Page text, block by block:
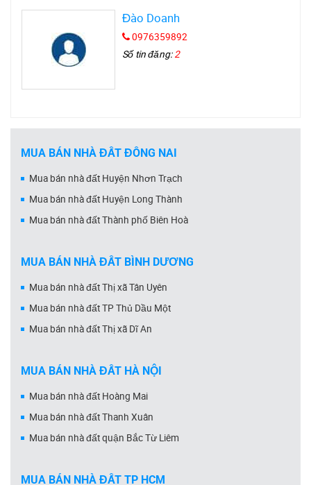
Đào Doanh
0976359892
Số tin đăng:2
MUA BÁN NHÀ ĐẤT ĐỒNG NAI
Mua bán nhà đất Huyện Nhơn Trạch
Mua bán nhà đất Huyện Long Thành
Mua bán nhà đất Thành phố Biên Hoà
MUA BÁN NHÀ ĐẤT BÌNH DƯƠNG
Mua bán nhà đất Thị xã Tân Uyên
Mua bán nhà đất TP Thủ Dầu Một
Mua bán nhà đất Thị xã Dĩ An
MUA BÁN NHÀ ĐẤT HÀ NỘI
Mua bán nhà đất Hoàng Mai
Mua bán nhà đất Thanh Xuân
Mua bán nhà đất quận Bắc Từ Liêm
MUA BÁN NHÀ ĐẤT TP HCM